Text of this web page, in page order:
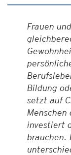
Frauen
Bildung
setzt auf
investiert
brauchen.